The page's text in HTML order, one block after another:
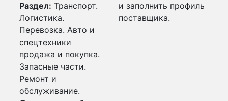
Раздел: Транспорт.
Логистика.
Перевозка. Авто и
спецтехники
продажа и покупка.
Запасные части.
Ремонт и
обслуживание.
и заполнить профиль
поставщика.